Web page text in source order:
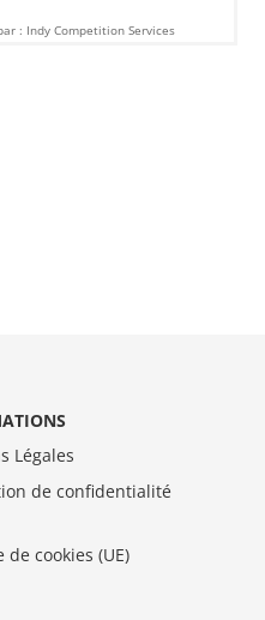
: Indy Competition Services
Légales
de confidentialité
de cookies (UE)